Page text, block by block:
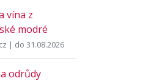
vína z
modré
| do 31.08.2026
odrůdy